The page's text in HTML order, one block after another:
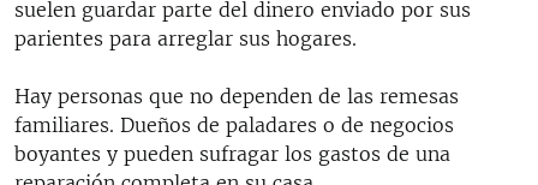
suelen guardar parte del dinero enviado por sus
parientes para arreglar sus hogares.
Hay personas que no dependen de las remesas
familiares. Dueños de paladares o de negocios
boyantes y pueden sufragar los gastos de una